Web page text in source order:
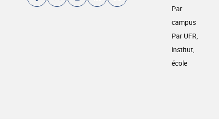
Par
campus
Par UFR,
institut,
école